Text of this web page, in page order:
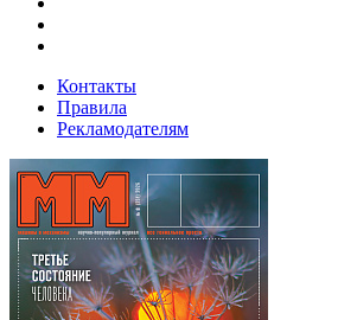
Контакты
Правила
Рекламодателям